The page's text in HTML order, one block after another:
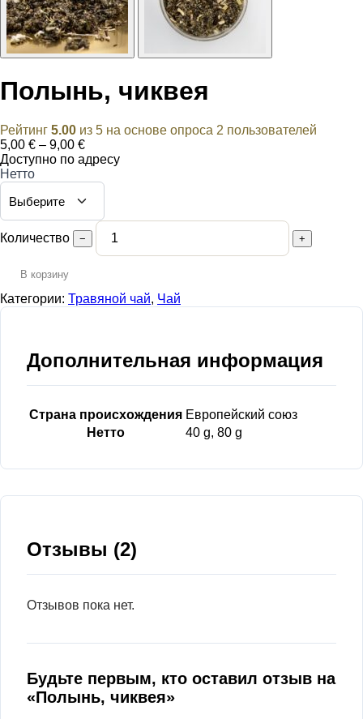
Полынь, чиквея
Рейтинг 5.00 из 5 на основе опроса 2 пользователей
5,00 € – 9,00 €Диапазон
цен:
9,00 €
Доступно по адресу
Нетто
Количество − +
В корзину
Категории: Травяной чай, Чай
Дополнительная информация
Страна происхождения Европейский союз
Нетто
40 g, 80 g
Отзывы (2)
Отзывов пока нет.
Будьте первым, кто оставил отзыв на
«Полынь, чиквея»